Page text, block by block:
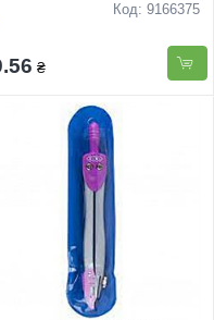
Код: 9166375
₴